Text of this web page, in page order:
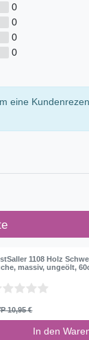
0
0
0
0
eine
1108 Holz
massiv, ungeölt,
10,95 €
In den